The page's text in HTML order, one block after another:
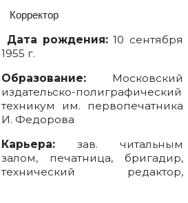
Корректор
Дата рождения:10 сентября
1955 г.
Образование:Московский
издательско-полиграфический
техникум им. первопечатника
И. Федорова
Карьера:зав. читальным
залом, печатница, бригадир,
технический редактор,